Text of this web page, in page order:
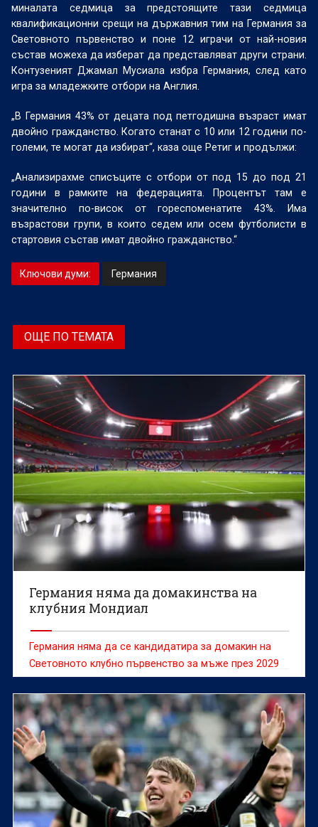
миналата седмица за предстоящите тази седмица
квалификационни срещи на държавния тим на Германия за
Световното първенство и поне 12 играчи от най-новия
състав можеха да изберат да представляват други страни.
Контузеният Джамал Мусиала избра Германия, след като
игра за младежките отбори на Англия.
„В Германия 43% от децата под петгодишна възраст имат
двойно гражданство. Когато станат с 10 или 12 години по-
големи, те могат да избират“, каза още Ретиг и продължи:
„Анализирахме списъците с отбори от под 15 до под 21
години в рамките на федерацията. Процентът там е
значително по-висок от гореспоменатите 43%. Има
възрастови групи, в които седем или осем футболисти в
стартовия състав имат двойно гражданство.“
Ключови думи: Германия
ОЩЕ ПО ТЕМАТА
Германия няма да домакинства на
клубния Мондиал
Германия няма да се кандидатира за домакин на
Световното клубно първенство за мъже през 2029
година, заявиха от местната футболна федерация